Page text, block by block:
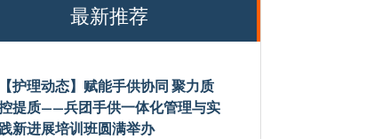
最新推荐
【护理动态】赋能手供协同 聚力质
提质——兵团手供一体化管理与实
践新进展培训班圆满举办